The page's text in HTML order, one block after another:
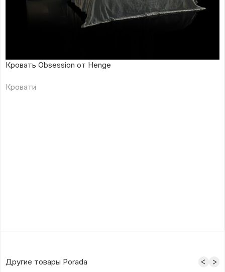
Кровать Obsession от Henge
Кровати
Другие товары Porada